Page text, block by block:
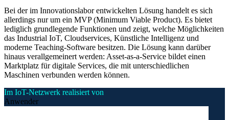
Bei der im Innovationslabor entwickelten Lösung handelt es sich
allerdings nur um ein MVP (Minimum Viable Product). Es bietet
lediglich grundlegende Funktionen und zeigt, welche Möglichkeiten
das Industrial IoT, Cloudservices, Künstliche Intelligenz und
moderne Teaching-Software besitzen. Die Lösung kann darüber
hinaus verallgemeinert werden: Asset-as-a-Service bildet einen
Marktplatz für digitale Services, die mit unterschiedlichen
Maschinen verbunden werden können.
Im IoT-Netzwerk realisiert von
Anwender